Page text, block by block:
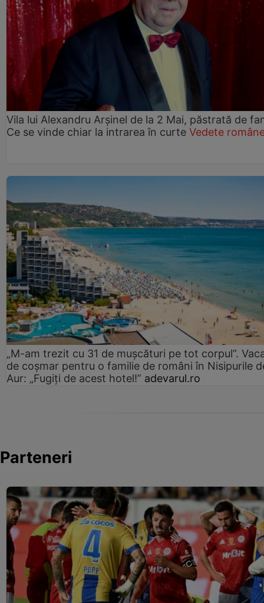
Vila lui Alexandru Arșinel de la 2 Mai, păstrată de
Ce se vinde chiar la intrarea în curte Vedete
„M-am trezit cu 31 de mușcături pe tot corpul”.
de coșmar pentru o familie de români în Nisipurile
Aur: „Fugiți de acest hotel!” adevarul.ro
Parteneri